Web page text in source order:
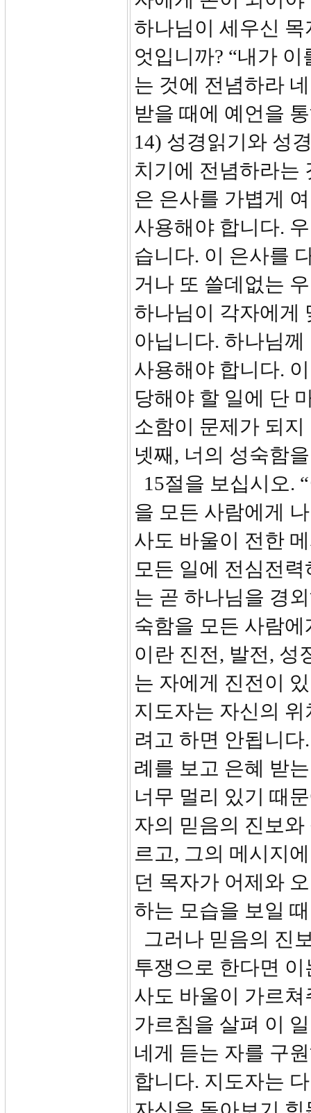
하나님이 세우신
엇입니까? “내가
는 것에 전념하라
받을 때에 예언을
14) 성경읽기와 성
치기에 전념하라는
은 은사를 가볍게
사용해야 합니다.
습니다. 이 은사를
거나 또 쓸데없는
하나님이 각자에게
아닙니다. 하나님
사용해야 합니다.
당해야 할 일에 단
소함이 문제가 되지
넷째, 너의 성숙함
15절을 보십시오.
을 모든 사람에게
사도 바울이 전한
모든 일에 전심전
는 곧 하나님을 경
숙함을 모든 사람에
이란 진전, 발전, 성
는 자에게 진전이
지도자는 자신의
려고 하면 안됩니
례를 보고 은혜 받
너무 멀리 있기 때
자의 믿음의 진보
르고, 그의 메시지
던 목자가 어제와
하는 모습을 보일
그러나 믿음의 진
투쟁으로 한다면
사도 바울이 가르
가르침을 살펴 이
네게 듣는 자를 구
합니다. 지도자는